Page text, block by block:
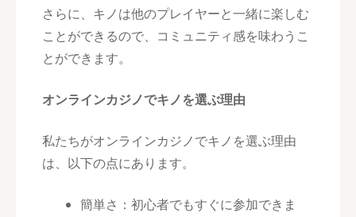
さらに、キノは他のプレイヤーと一緒に楽しむ
ことができるので、コミュニティ感を味わうこ
とができます。
オンラインカジノでキノを選ぶ理由
私たちがオンラインカジノでキノを選ぶ理由
は、以下の点にあります。
簡単さ：初心者でもすぐに参加できま